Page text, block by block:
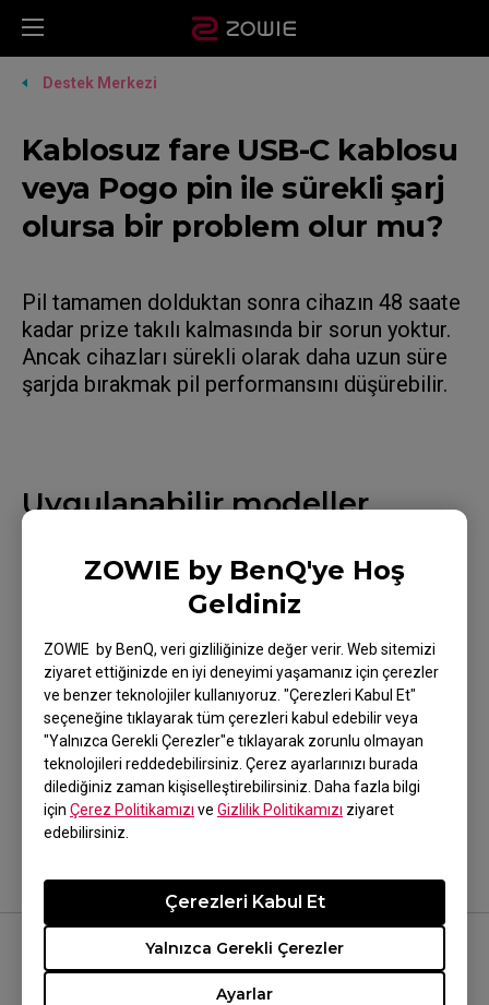
ZOWIE by BenQ'ye Hoş
Geldiniz
ZOWIE by BenQ, veri gizliliğinize değer verir. Web sitemizi
ziyaret ettiğinizde en iyi deneyimi yaşamanız için çerezler
ve benzer teknolojiler kullanıyoruz. "Çerezleri Kabul Et"
seçeneğine tıklayarak tüm çerezleri kabul edebilir veya
"Yalnızca Gerekli Çerezler"e tıklayarak zorunlu olmayan
teknolojileri reddedebilirsiniz. Çerez ayarlarınızı burada
dilediğiniz zaman kişiselleştirebilirsiniz. Daha fazla bilgi
için Çerez Politikamızı ve Gizlilik Politikamızı ziyaret
edebilirsiniz.
Ayarlar
Yalnızca Gerekli Çerezler
Çerezleri Kabul Et
Destek Merkezi
Kablosuz fare USB-C kablosu
veya Pogo pin ile sürekli şarj
olursa bir problem olur mu?
Pil tamamen dolduktan sonra cihazın 48 saate
kadar prize takılı kalmasında bir sorun yoktur.
Ancak cihazları sürekli olarak daha uzun süre
şarjda bırakmak pil performansını düşürebilir.
Uygulanabilir modeller
CW (S), EC3-DW, FK2-DW, S2-DW, U2, U2-DW (M),
Bu yardımcı oldu mu?
Evet Hayır
BİZİ TAKİP EDİN